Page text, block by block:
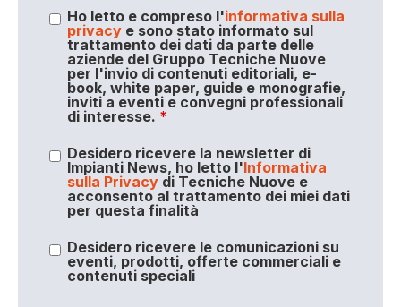
Ho letto e compreso l'informativa sulla
privacye sono stato informato sul
trattamento dei dati da parte delle
aziende del Gruppo Tecniche Nuove
per l'invio di contenuti editoriali, e-
book, white paper, guide e monografie,
inviti a eventi e convegni professionali
di interesse. *
Desidero ricevere la newsletter di
Impianti News, ho letto l'Informativa
sulla Privacydi Tecniche Nuove e
acconsento al trattamento dei miei dati
per questa finalità
Desidero ricevere le comunicazioni su
eventi, prodotti, offerte commerciali e
contenuti speciali